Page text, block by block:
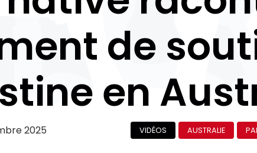
de
en
2025 VIDÉOS AUSTRALIE